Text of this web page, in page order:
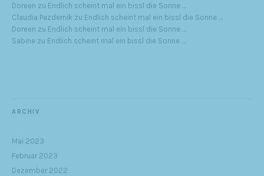
Doreen zu Endlich scheint mal ein bissl die Sonne …
Claudia Pazdernik zu Endlich scheint mal ein bissl die Sonne …
Doreen zu Endlich scheint mal ein bissl die Sonne …
Sabine zu Endlich scheint mal ein bissl die Sonne …
ARCHIV
Mai 2023
Februar 2023
Dezember 2022